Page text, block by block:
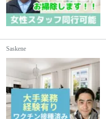
Saskene